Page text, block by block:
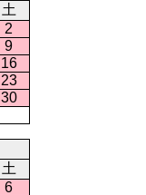
土
2
9
16
23
30
土
6